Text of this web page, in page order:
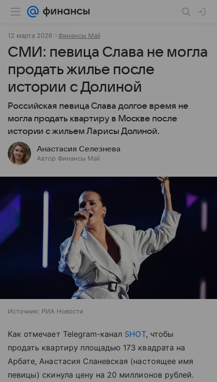
12 марта 2026 Финансы Mail
СМИ: певица Слава не могла
продать жилье после
истории с Долиной
Российская певица Слава долгое время не
могла продать квартиру в Москве после
истории с жильем Ларисы Долиной.
Анастасия Селезнева
Автор Финансы Mail
Источник: РИА Новости
Как отмечает Telegram-канал SHOT, чтобы
продать квартиру площадью 173 квадрата на
Арбате, Анастасия Сланевская (настоящее имя
певицы) скинула цену на 20 миллионов рублей.